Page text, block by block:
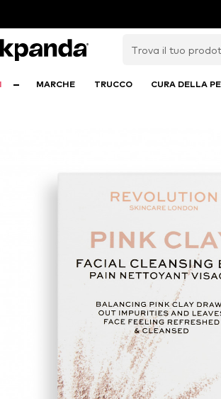
MARCHE TRUCCO CURA DELLA